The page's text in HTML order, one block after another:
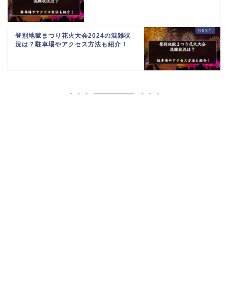
登別地獄まつり花火大会2024の混雑状
況は？駐車場やアクセス方法も紹介！